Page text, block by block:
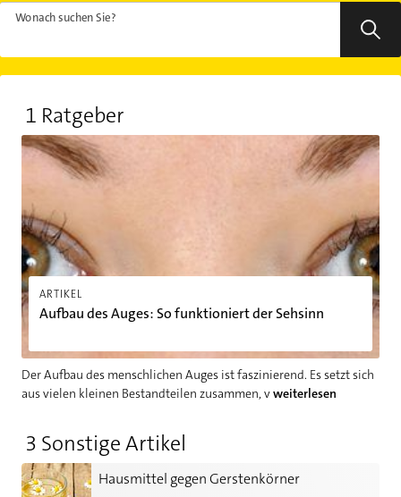
Wonach suchen Sie?
1 Ratgeber
ARTIKEL
Aufbau des Auges: So funktioniert der Sehsinn
Der Aufbau des menschlichen Auges ist faszinierend. Es setzt sich
aus vielen kleinen Bestandteilen zusammen, vweiterlesen
Aufbau des Auges: So funktioniert der Sehsinn
3 Sonstige Artikel
Hausmittel gegen Gerstenkörner
Hausmittel gegen Gerstenkörner